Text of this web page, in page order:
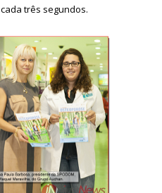
três segundos.